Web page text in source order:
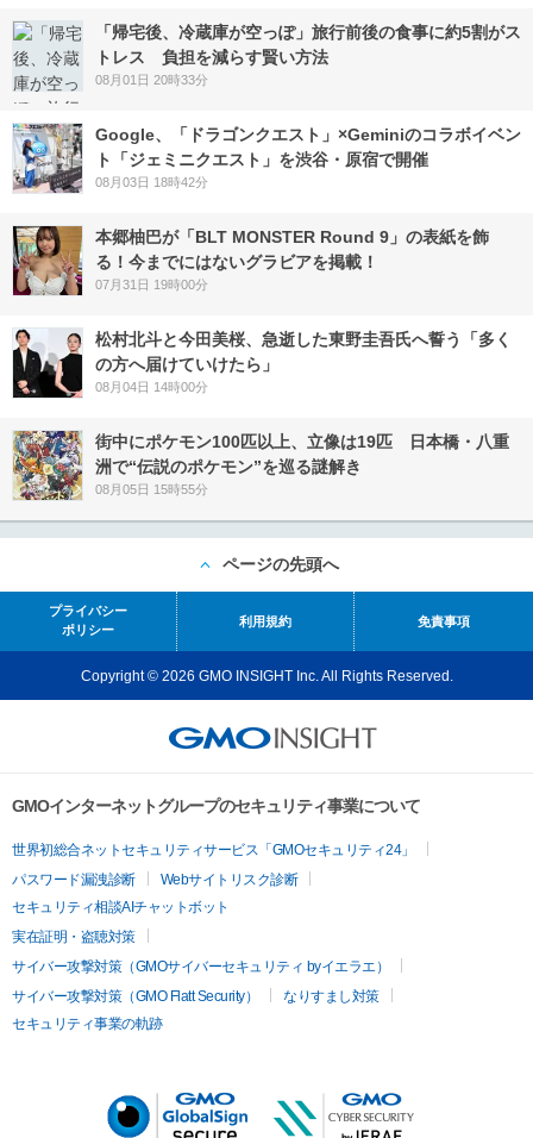
「帰宅後、冷蔵庫が空っぽ」旅行前後の食事に約5割がス
トレス 負担を減らす賢い方法
08月01日 20時33分
Google、「ドラゴンクエスト」×Geminiのコラボイベン
ト「ジェミニクエスト」を渋谷・原宿で開催
08月03日 18時42分
本郷柚巴が「BLT MONSTER Round 9」の表紙を飾
る！今までにはないグラビアを掲載！
07月31日 19時00分
松村北斗と今田美桜、急逝した東野圭吾氏へ誓う「多く
の方へ届けていけたら」
08月04日 14時00分
街中にポケモン100匹以上、立像は19匹 日本橋・八重
洲で“伝説のポケモン”を巡る謎解き
08月05日 15時55分
ページの先頭へ
プライバシー
ポリシー
利用規約 免責事項
Copyright © 2026 GMO INSIGHT Inc. All Rights Reserved.
GMOインターネットグループのセキュリティ事業について
世界初総合ネットセキュリティサービス「GMOセキュリティ24」
パスワード漏洩診断
Webサイトリスク診断
セキュリティ相談AIチャットボット
実在証明・盗聴対策
サイバー攻撃対策（GMOサイバーセキュリティ byイエラエ）
サイバー攻撃対策（GMO Flatt Security）
なりすまし対策
セキュリティ事業の軌跡